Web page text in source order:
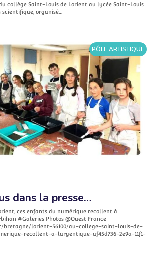
collège Saint-Louis de Lorient au lycée Saint-Louis
scientifique, organisé…
PÔLE ARTISTIQUE
dans la presse…
ces enfants du numérique recollent à
#Galeries Photos @Ouest France
bretagne/lorient-56100/au-college-saint-louis-de-
recollent-a-largentique-af45d736-2e9a-11f1-